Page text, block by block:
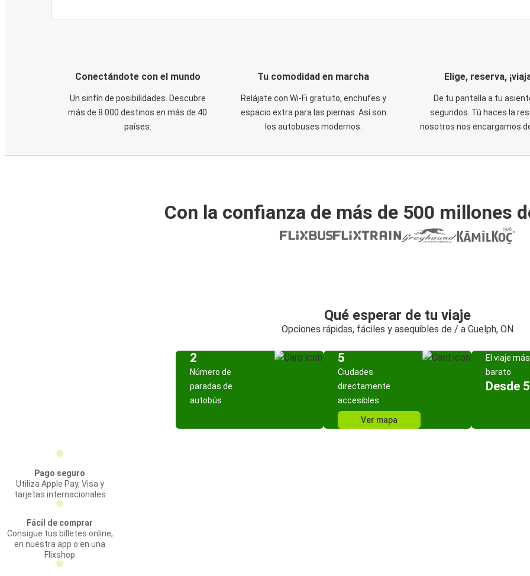
Conectándote con el mundo
Un sinfín de posibilidades. Descubre
más de 8.000 destinos en más de 40
países.
Tu comodidad en marcha
Relájate con Wi-Fi gratuito, enchufes y
espacio extra para las piernas. Así son
los autobuses modernos.
Elige, reserva,
De tu pantalla a tu
segundos. Tú haces la
nosotros nos encargamos
Con la confianza de más de 500 millones
Qué esperar de tu viaje
Opciones rápidas, fáciles y asequibles de / a Guelph, ON
2
Número de
paradas de
autobús
5
Ciudades
directamente
accesibles
Ver mapa
El viaje más
barato
Desde
Pago seguro
Utiliza Apple Pay, Visa y
tarjetas internacionales
Fácil de comprar
Consigue tus billetes online,
en nuestra app o en una
Flixshop